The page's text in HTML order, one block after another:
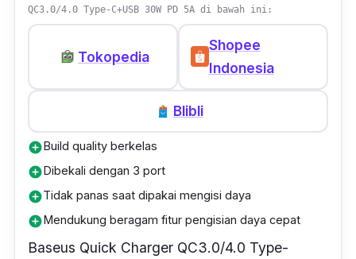
QC3.0/4.0 Type-C+USB 30W PD 5A di bawah ini:
Tokopedia
Shopee
Indonesia
Blibli
add_circleBuild quality berkelas
add_circleDibekali dengan 3 port
add_circleTidak panas saat dipakai mengisi daya
add_circleMendukung beragam fitur pengisian daya cepat
Baseus Quick Charger QC3.0/4.0 Type-